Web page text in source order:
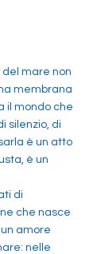
mare non
membrana
il mondo che
silenzio, di
è un atto
è un
di
che nasce
amore
nelle